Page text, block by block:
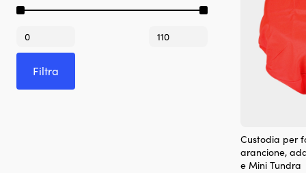
Prezzo
Min
Prezzo
Max
Filtra
Custodia per
arancione,
e Mini Tundra